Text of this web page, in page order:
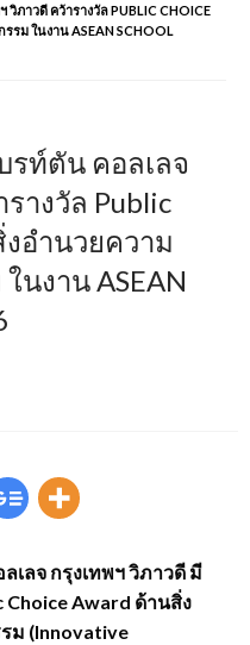
ภาวดี คว้ารางวัล PUBLIC CHOICE
รม ในงาน ASEAN SCHOOL
รท์ตัน คอลเลจ
างวัล Public
อำนวยความ
นงาน ASEAN
เลจ กรุงเทพฯ วิภาวดี มี
Award ด้านสิ่ง
ม (Innovative